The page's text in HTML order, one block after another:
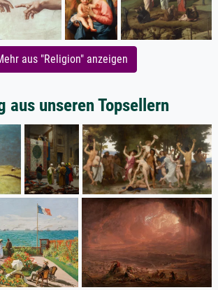
aus "Religion" anzeigen
aus unseren Topsellern